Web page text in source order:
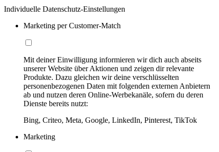
Individuelle Datenschutz-Einstellungen
Marketing per Customer-Match
Mit deiner Einwilligung informieren wir dich auch abseits
unserer Website über Aktionen und zeigen dir relevante
Produkte. Dazu gleichen wir deine verschlüsselten
personenbezogenen Daten mit folgenden externen Anbietern
ab und nutzen deren Online-Werbekanäle, sofern du deren
Dienste bereits nutzt:
Bing, Criteo, Meta, Google, LinkedIn, Pinterest, TikTok
Marketing